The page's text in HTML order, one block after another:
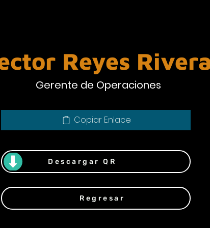
Reyes
Gerente de Operaciones
Copiar Enlace
Descargar QR
Regresar